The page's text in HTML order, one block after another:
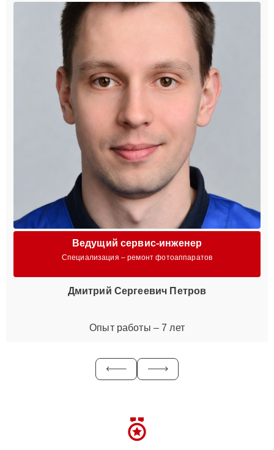
Ведущий сервис-инженер
Специализация – ремонт фотоаппаратов
Дмитрий Сергеевич Петров
Опыт работы – 7 лет